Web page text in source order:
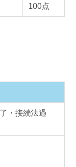
100点
・接続法過